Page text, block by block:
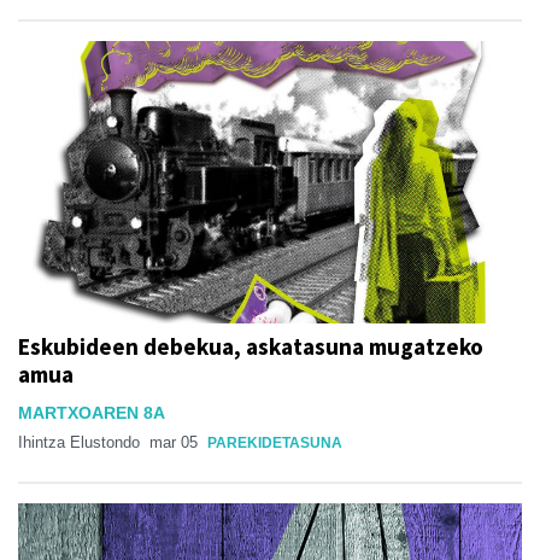
Eskubideen debekua, askatasuna mugatzeko
amua
MARTXOAREN 8A
Ihintza Elustondo mar 05 PAREKIDETASUNA